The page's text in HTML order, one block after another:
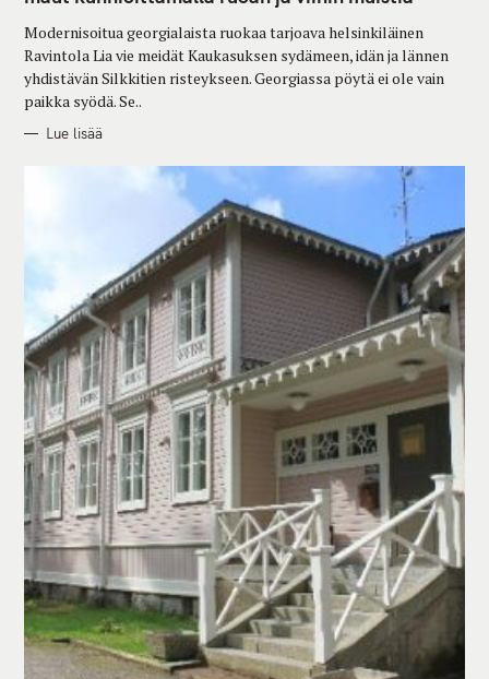
O
I
S
Modernisoitua georgialaista ruokaa tarjoava helsinkiläinen
Ravintola Lia vie meidät Kaukasuksen sydämeen, idän ja lännen
yhdistävän Silkkitien risteykseen. Georgiassa pöytä ei ole vain
paikka syödä. Se..
Lue lisää